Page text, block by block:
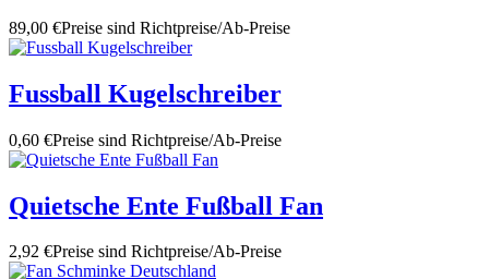
89,00 €Preise sind Richtpreise/Ab-Preise
Fussball Kugelschreiber
0,60 €Preise sind Richtpreise/Ab-Preise
Quietsche Ente Fußball Fan
2,92 €Preise sind Richtpreise/Ab-Preise